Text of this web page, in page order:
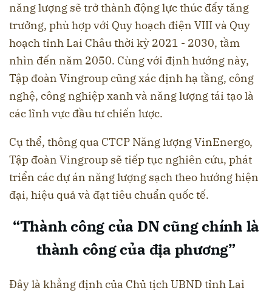
năng lượng sẽ trở thành động lực thúc đẩy tăng
trưởng, phù hợp với Quy hoạch điện VIII và Quy
hoạch tỉnh Lai Châu thời kỳ 2021 - 2030, tầm
nhìn đến năm 2050. Cùng với định hướng này,
Tập đoàn Vingroup cũng xác định hạ tầng, công
nghệ, công nghiệp xanh và năng lượng tái tạo là
các lĩnh vực đầu tư chiến lược.
Cụ thể, thông qua CTCP Năng lượng VinEnergo,
Tập đoàn Vingroup sẽ tiếp tục nghiên cứu, phát
triển các dự án năng lượng sạch theo hướng hiện
đại, hiệu quả và đạt tiêu chuẩn quốc tế.
“Thành công của DN cũng chính là
thành công của địa phương”
Đây là khẳng định của Chủ tịch UBND tỉnh Lai